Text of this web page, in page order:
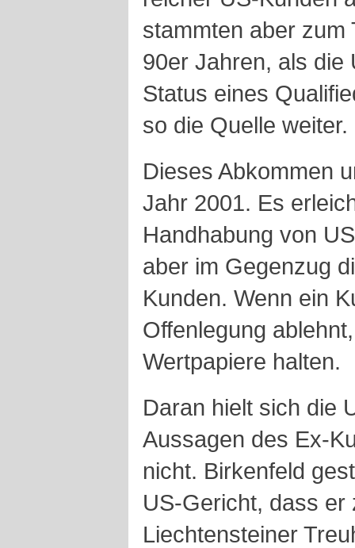
stammten aber zum
90er Jahren, als die
Status eines
so die Quelle weiter.
Dieses Abkommen
Jahr 2001. Es
Handhabung von
aber im Gegenzug
Kunden. Wenn ein
Offenlegung
Wertpapiere halten.
Daran hielt sich die
Aussagen des Ex-
nicht. Birkenfeld
US-Gericht, dass er
Liechtensteiner